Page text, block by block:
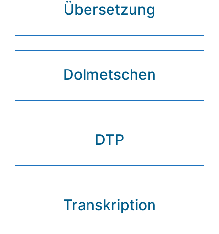
Übersetzung
Dolmetschen
DTP
Transkription